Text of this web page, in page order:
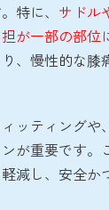
特に、 サドル
が一部の部
、慢性的な膝
ッティング
が重要です
減し、安全